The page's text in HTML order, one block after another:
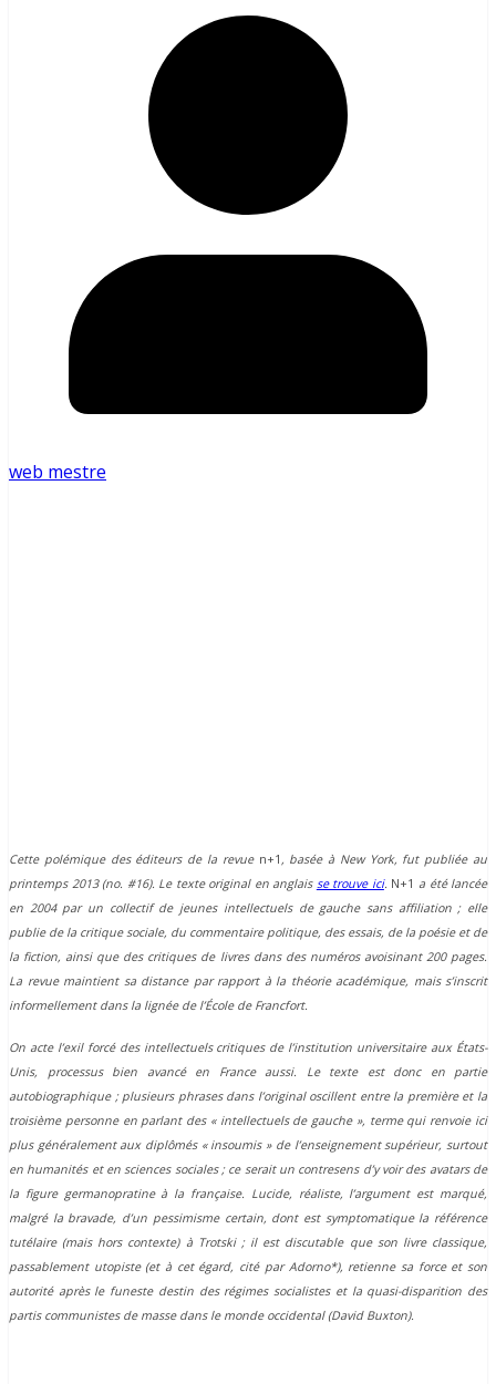
web mestre
Cette polémique des éditeurs de la revue n+1 , basée à New York, fut publiée au
printemps 2013 (no. #16). Le texte original en anglais se trouve ici. N+1 a été lancée
en 2004 par un collectif de jeunes intellectuels de gauche sans affiliation ; elle
publie de la critique sociale, du commentaire politique, des essais, de la poésie et de
la fiction, ainsi que des critiques de livres dans des numéros avoisinant 200 pages.
La revue maintient sa distance par rapport à la théorie académique, mais s’inscrit
informellement dans la lignée de l’École de Francfort.
On acte l’exil forcé des intellectuels critiques de l’institution universitaire aux États-
Unis, processus bien avancé en France aussi. Le texte est donc en partie
autobiographique ; plusieurs phrases dans l’original oscillent entre la première et la
troisième personne en parlant des « intellectuels de gauche », terme qui renvoie ici
plus généralement aux diplômés « insoumis » de l’enseignement supérieur, surtout
en humanités et en sciences sociales ; ce serait un contresens d’y voir des avatars de
la figure germanopratine à la française. Lucide, réaliste, l’argument est marqué,
malgré la bravade, d’un pessimisme certain, dont est symptomatique la référence
tutélaire (mais hors contexte) à Trotski ; il est discutable que son livre classique,
passablement utopiste (et à cet égard, cité par Adorno*), retienne sa force et son
autorité après le funeste destin des régimes socialistes et la quasi-disparition des
partis communistes de masse dans le monde occidental (David Buxton).